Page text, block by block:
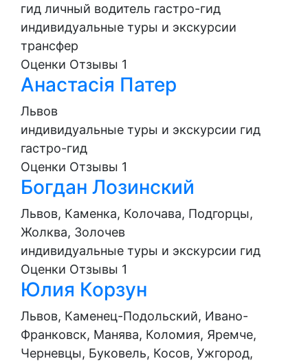
гид личный водитель гастро-гид
индивидуальные туры и экскурсии
трансфер
Оценки Отзывы 1
Анастасія Патер
Львов
индивидуальные туры и экскурсии гид
гастро-гид
Оценки Отзывы 1
Богдан Лозинский
Львов, Каменка, Колочава, Подгорцы,
Жолква, Золочев
индивидуальные туры и экскурсии гид
Оценки Отзывы 1
Юлия Корзун
Львов, Каменец-Подольский, Ивано-
Франковск, Манява, Коломия, Яремче,
Черневцы, Буковель, Косoв, Ужгород,